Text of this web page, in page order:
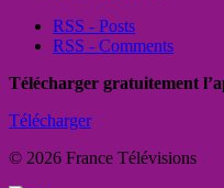
RSS - Posts
RSS - Comments
Télécharger gratuitement
Télécharger
© 2026 France Télévisions